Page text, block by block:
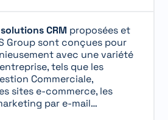
CRM proposées et
Group sont conçues pour
avec une variété
tels que les
Commerciale,
sites e-commerce, les
par e-mail…